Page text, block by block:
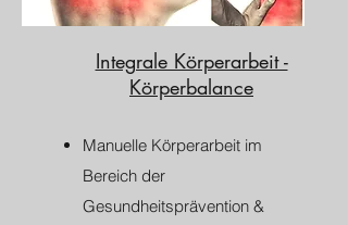
Integrale Körperarbeit -
Körperbalance
​Manuelle Körperarbeit im
Bereich der
Gesundheitsprävention &